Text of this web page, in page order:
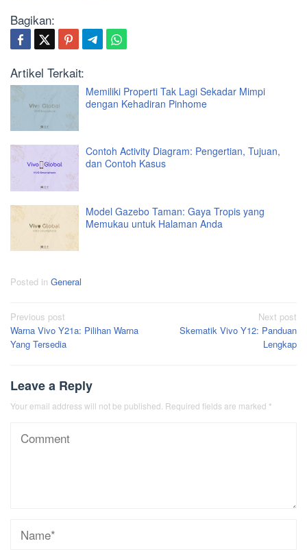
Bagikan:
Artikel Terkait:
Memiliki Properti Tak Lagi Sekadar Mimpi
dengan Kehadiran Pinhome
Contoh Activity Diagram: Pengertian, Tujuan,
dan Contoh Kasus
Model Gazebo Taman: Gaya Tropis yang
Memukau untuk Halaman Anda
Posted in General
Post
navigation
Previous post
Warna Vivo Y21a: Pilihan Warna
Yang Tersedia
Next post
Skematik Vivo Y12: Panduan
Lengkap
Leave a Reply
Your email address will not be published. Required fields are marked *